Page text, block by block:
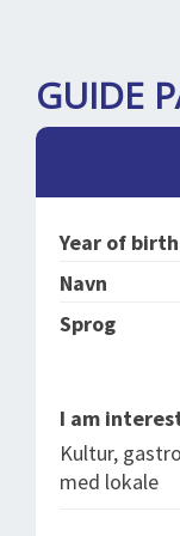
SPLENDID
ABOUT US
LOG IND
GUIDE
Year of birth
Navn
Sprog
I am
Kultur,
med lokale